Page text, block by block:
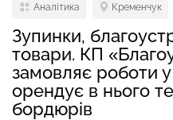
Аналітика Кременчук
Зупинки,
товари. КП
замовляє роботи у
орендує в нього
бордюрів